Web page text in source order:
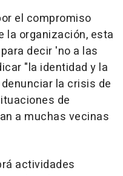
el compromiso
la organización, esta
decir 'no a las
"la identidad y la
la crisis de
de
a muchas vecinas
actividades